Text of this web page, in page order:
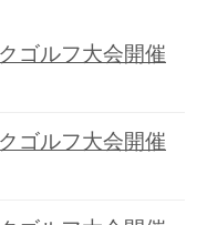
ゴルフ大会開催
ゴルフ大会開催